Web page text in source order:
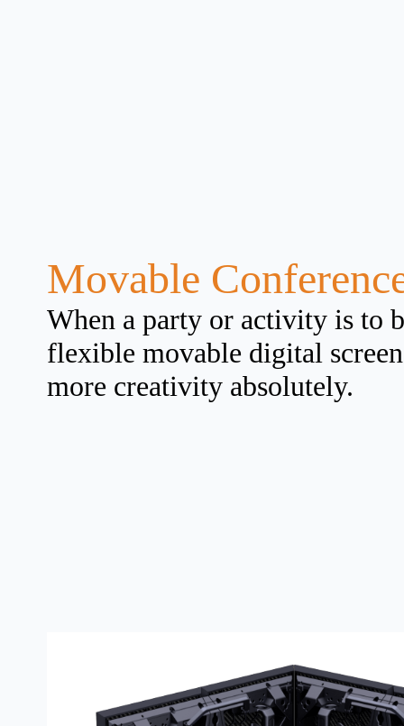
Movable
When a party or activity is to
flexible movable digital
more creativity absolutely.